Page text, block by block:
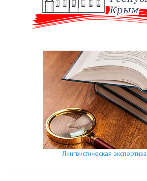
Лингвистическая экспертиза